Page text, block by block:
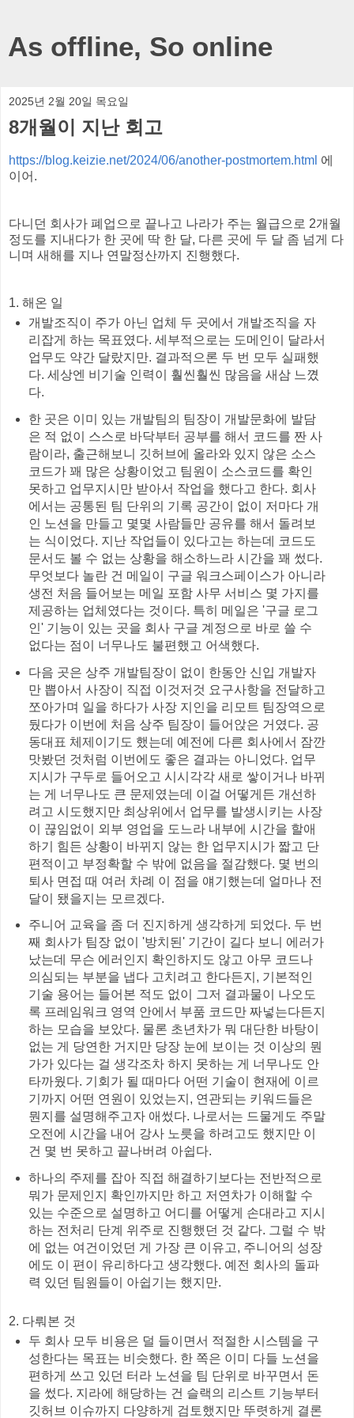
As offline, So online
2025년 2월 20일 목요일
8개월이 지난 회고
https://blog.keizie.net/2024/06/another-postmortem.html 에
이어.
다니던 회사가 폐업으로 끝나고 나라가 주는 월급으로 2개월
정도를 지내다가 한 곳에 딱 한 달, 다른 곳에 두 달 좀 넘게 다
니며 새해를 지나 연말정산까지 진행했다.
1. 해온 일
개발조직이 주가 아닌 업체 두 곳에서 개발조직을 자
리잡게 하는 목표였다. 세부적으로는 도메인이 달라서
업무도 약간 달랐지만. 결과적으론 두 번 모두 실패했
다. 세상엔 비기술 인력이 훨씬훨씬 많음을 새삼 느꼈
다.
한 곳은 이미 있는 개발팀의 팀장이 개발문화에 발담
은 적 없이 스스로 바닥부터 공부를 해서 코드를 짠 사
람이라, 출근해보니 깃허브에 올라와 있지 않은 소스
코드가 꽤 많은 상황이었고 팀원이 소스코드를 확인
못하고 업무지시만 받아서 작업을 했다고 한다. 회사
에서는 공통된 팀 단위의 기록 공간이 없이 저마다 개
인 노션을 만들고 몇몇 사람들만 공유를 해서 돌려보
는 식이었다. 지난 작업들이 있다고는 하는데 코드도
문서도 볼 수 없는 상황을 해소하느라 시간을 꽤 썼다.
무엇보다 놀란 건 메일이 구글 워크스페이스가 아니라
생전 처음 들어보는 메일 포함 사무 서비스 몇 가지를
제공하는 업체였다는 것이다. 특히 메일은 '구글 로그
인' 기능이 있는 곳을 회사 구글 계정으로 바로 쓸 수
없다는 점이 너무나도 불편했고 어색했다.
다음 곳은 상주 개발팀장이 없이 한동안 신입 개발자
만 뽑아서 사장이 직접 이것저것 요구사항을 전달하고
쪼아가며 일을 하다가 사장 지인을 리모트 팀장역으로
뒀다가 이번에 처음 상주 팀장이 들어앉은 거였다. 공
동대표 체제이기도 했는데 예전에 다른 회사에서 잠깐
맛봤던 것처럼 이번에도 좋은 결과는 아니었다. 업무
지시가 구두로 들어오고 시시각각 새로 쌓이거나 바뀌
는 게 너무나도 큰 문제였는데 이걸 어떻게든 개선하
려고 시도했지만 최상위에서 업무를 발생시키는 사장
이 끊임없이 외부 영업을 도느라 내부에 시간을 할애
하기 힘든 상황이 바뀌지 않는 한 업무지시가 짧고 단
편적이고 부정확할 수 밖에 없음을 절감했다. 몇 번의
퇴사 면접 때 여러 차례 이 점을 얘기했는데 얼마나 전
달이 됐을지는 모르겠다.
주니어 교육을 좀 더 진지하게 생각하게 되었다. 두 번
째 회사가 팀장 없이 '방치된' 기간이 길다 보니 에러가
났는데 무슨 에러인지 확인하지도 않고 아무 코드나
의심되는 부분을 냅다 고치려고 한다든지, 기본적인
기술 용어는 들어본 적도 없이 그저 결과물이 나오도
록 프레임워크 영역 안에서 부품 코드만 짜넣는다든지
하는 모습을 보았다. 물론 초년차가 뭐 대단한 바탕이
없는 게 당연한 거지만 당장 눈에 보이는 것 이상의 뭔
가가 있다는 걸 생각조차 하지 못하는 게 너무나도 안
타까웠다. 기회가 될 때마다 어떤 기술이 현재에 이르
기까지 어떤 연원이 있었는지, 연관되는 키워드들은
뭔지를 설명해주고자 애썼다. 나로서는 드물게도 주말
오전에 시간을 내어 강사 노릇을 하려고도 했지만 이
건 몇 번 못하고 끝나버려 아쉽다.
하나의 주제를 잡아 직접 해결하기보다는 전반적으로
뭐가 문제인지 확인까지만 하고 저연차가 이해할 수
있는 수준으로 설명하고 어디를 어떻게 손대라고 지시
하는 전처리 단계 위주로 진행했던 것 같다. 그럴 수 밖
에 없는 여건이었던 게 가장 큰 이유고, 주니어의 성장
에도 이 편이 유리하다고 생각했다. 예전 회사의 돌파
력 있던 팀원들이 아쉽기는 했지만.
2. 다뤄본 것
두 회사 모두 비용은 덜 들이면서 적절한 시스템을 구
성한다는 목표는 비슷했다. 한 쪽은 이미 다들 노션을
편하게 쓰고 있던 터라 노션을 팀 단위로 바꾸면서 돈
을 썼다. 지라에 해당하는 건 슬랙의 리스트 기능부터
깃허브 이슈까지 다양하게 검토했지만 뚜렷하게 결론